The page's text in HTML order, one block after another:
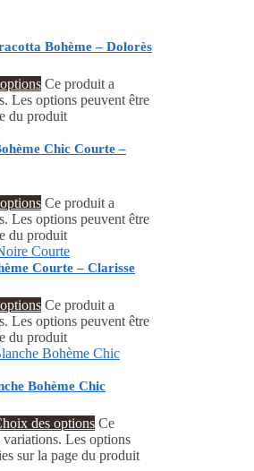
Bohème – Dolorès
Ce produit a
Les options peuvent être
du produit
Chic Courte –
Ce produit a
Les options peuvent être
du produit
Courte – Clarisse
Ce produit a
Les options peuvent être
du produit
Bohème Chic
des options Ce
Les options
sur la page du produit